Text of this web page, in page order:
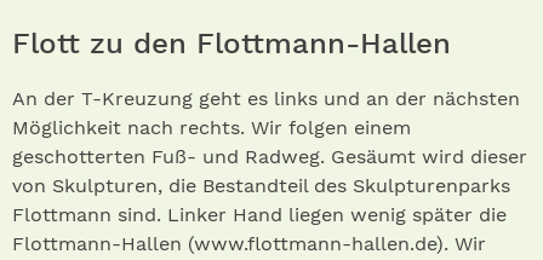
Flott zu den Flottmann-Hallen
An der T-Kreuzung geht es links und an der nächsten
Möglichkeit nach rechts. Wir folgen einem
geschotterten Fuß- und Radweg. Gesäumt wird dieser
von Skulpturen, die Bestandteil des Skulpturenparks
Flottmann sind. Linker Hand liegen wenig später die
Flottmann-Hallen (www.flottmann-hallen.de). Wir